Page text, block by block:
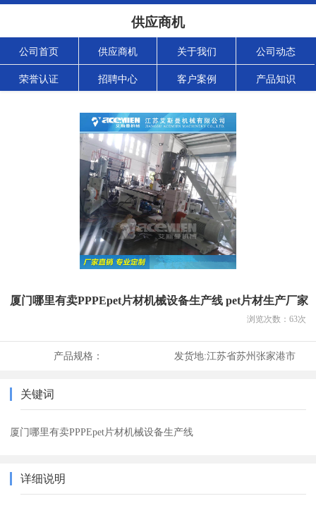
供应商机
公司首页 供应商机 关于我们 公司动态
荣誉认证 招聘中心 客户案例 产品知识
厦门哪里有卖PPPEpet片材机械设备生产线 pet片材生产厂家
浏览次数： 63次
产品规格： 发货地:江苏省苏州张家港市
关键词
厦门哪里有卖PPPEpet片材机械设备生产线
详细说明